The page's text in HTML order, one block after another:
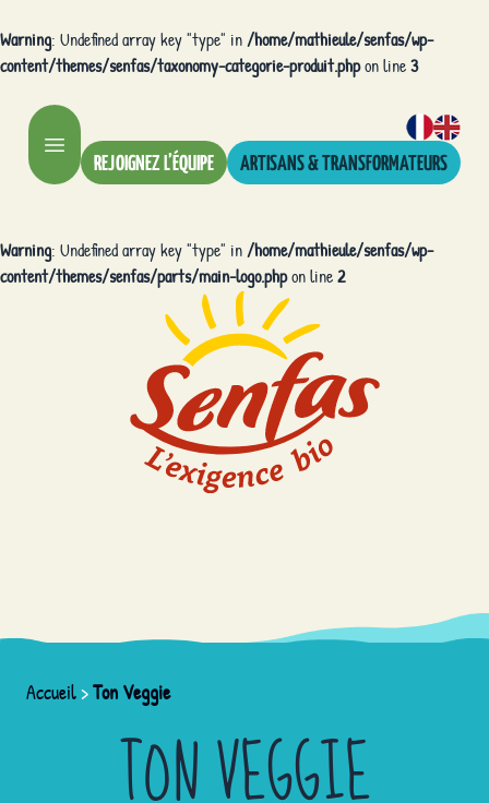
Warning: Undefined array key "type" in/home/mathieule/senfas/wp-
content/themes/senfas/taxonomy-categorie-produit.phpon line3
REJOIGNEZ L’ÉQUIPE ARTISANS & TRANSFORMATEURS
Warning: Undefined array key "type" in/home/mathieule/senfas/wp-
content/themes/senfas/parts/main-logo.phpon line2
Accueil>Ton Veggie
TON VEGGIE